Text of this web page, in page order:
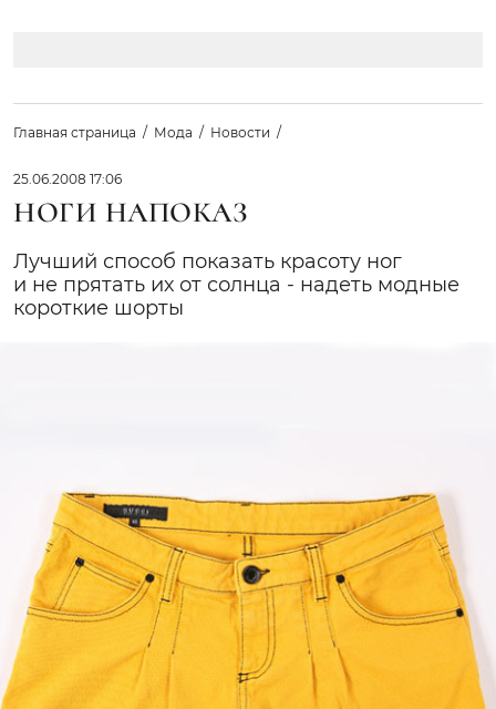
Главная страница Мода Новости
25.06.2008 17:06
НОГИ НАПОКАЗ
Лучший способ показать красоту ног
и не прятать их от солнца - надеть модные
короткие шорты